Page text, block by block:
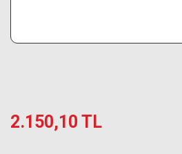
2.150,10 TL